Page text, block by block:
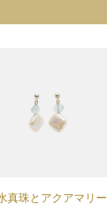
真珠とアクアマリー